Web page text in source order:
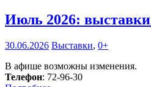
Июль 2026: выставки
30.06.2026 Выставки, 0+
В афише возможны изменения.
Телефон: 72-96-30